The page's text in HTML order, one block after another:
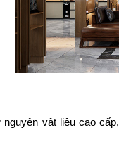
vật liệu cao